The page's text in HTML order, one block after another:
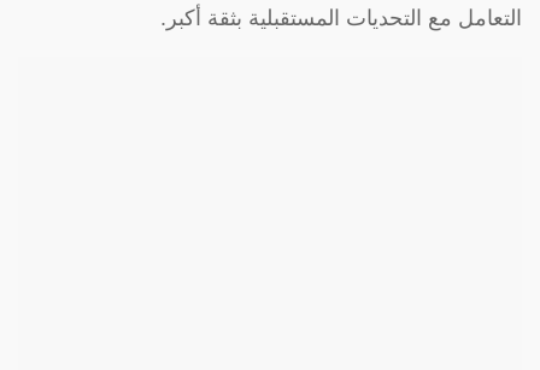
التعامل مع التحديات المستقبلية بثقة أكبر.